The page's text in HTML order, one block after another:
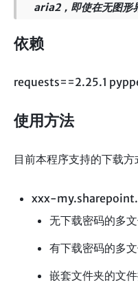
aria2，即使在无图形
依赖
requests==2.25.1
使用方法
目前本程序支持的下载方
xxx-
无下载密码的多
有下载密码的多
嵌套文件夹的文